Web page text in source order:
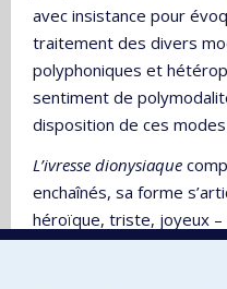
avec insistance pour
traitement des divers
polyphoniques et
sentiment de
disposition de ces
L’ivresse dionysiaque
enchaînés, sa forme
héroïque, triste, joyeux
accentué, lyrique,